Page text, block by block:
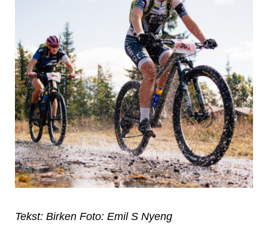
Tekst: Birken Foto: Emil S Nyeng